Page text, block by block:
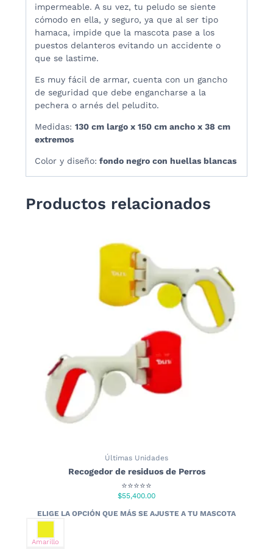
impermeable. A su vez, tu peludo se siente
cómodo en ella, y seguro, ya que al ser tipo
hamaca, impide que la mascota pase a los
puestos delanteros evitando un accidente o
que se lastime.
Es muy fácil de armar, cuenta con un gancho
de seguridad que debe engancharse a la
pechera o arnés del peludito.
Medidas: 130 cm largo x 150 cm ancho x 38 cm
extremos
Color y diseño: fondo negro con huellas blancas
Productos relacionados
Últimas Unidades
Recogedor de residuos de Perros
⭐⭐⭐⭐⭐
$55,400.00
Amarillo